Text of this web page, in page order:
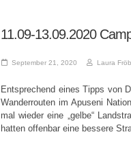
11.09-13.09.2020
September 21, 2020 Laura
Entsprechend eines Tipps von
Wanderrouten im Apuseni
mal wieder eine „gelbe“
hatten offenbar eine bessere